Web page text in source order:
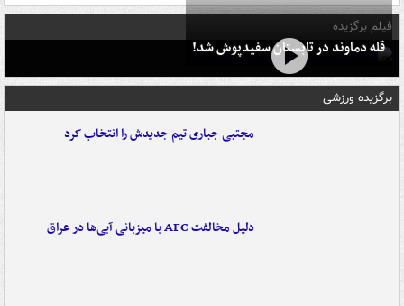
فیلم برگزیده
قله دماوند در تابستان سفیدپوش شد!
برگزیده ورزشی
مجتبی جباری تیم جدیدش را انتخاب کرد
دلیل مخالفت AFC با میزبانی آبی‌ها در عراق